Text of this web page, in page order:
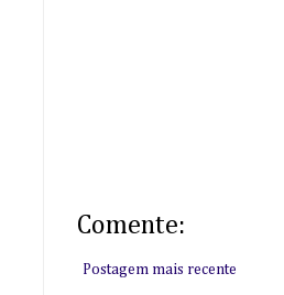
Comente:
Postagem mais recente